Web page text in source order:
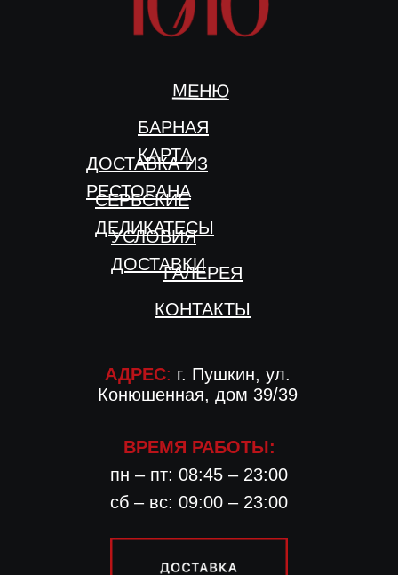
МЕНЮ
БАРНАЯ
КАРТА
ДОСТАВКА ИЗ
РЕСТОРАНА
ГАЛЕРЕЯ
УСЛОВИЯ
ДОСТАВКИ
СЕРБСКИЕ
ДЕЛИКАТЕСЫ
КОНТАКТЫ
ВРЕМЯ РАБОТЫ:
пн – пт: 08:45 – 23:00
сб – вс: 09:00 – 23:00
АДРЕС: г. Пушкин, ул.
Конюшенная, дом 39/39